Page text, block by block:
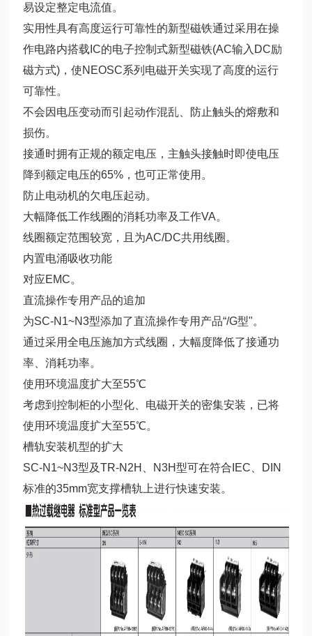
易设定整定电流值。
实用性具有高度运行可靠性的新型磁铁通过采用在操
作电路内搭载IC的电子控制式新型磁铁(AC输入DC励
磁方式)，使NEOSC系列电磁开关实现了高度的运行
可靠性。
不会因电压变动而引起动作混乱、防止触头的熔敷和
损伤。
接通时拥有正规的额定电压，主触头接触时即使电压
降到额定电压的65%，也可正常使用。
防止电动机的欠电压起动。
大幅降低工作线圈的消耗功率及工作VA。
线圈额定范围较宽，且为AC/DC共用线圈。
内置电涌吸收功能
对应EMC。
直流操作专用产品的追加
为SC-N1~N3型添加了直流操作专用产品“/G型"。
通过采用全电压施加方式线圈，大幅度降低了接通功
率、消耗功率。
使用环境温度扩大至55℃
考虑到控制柜的小型化、电磁开关的密集安装，已将
使用环境温度扩大至55℃。
槽轨安装机型的扩大
SC-N1~N3型及TR-N2H、N3H型可在符合IEC、DIN
标准的35mm宽支撑槽轨上进行快速安装。